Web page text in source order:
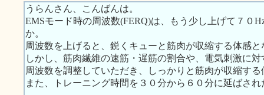
うらんさん、こんばんは。
EMSモード時の周波数(FERQ)は、もう少し上げて７０
か。
周波数を上げると、鋭くキューと筋肉が収縮する体感と
しかし、筋肉繊維の速筋・遅筋の割合や、電気刺激に
周波数を調整していただき、しっかりと筋肉が収縮す
また、トレーニング時間を３０分から６０分に延ばさ